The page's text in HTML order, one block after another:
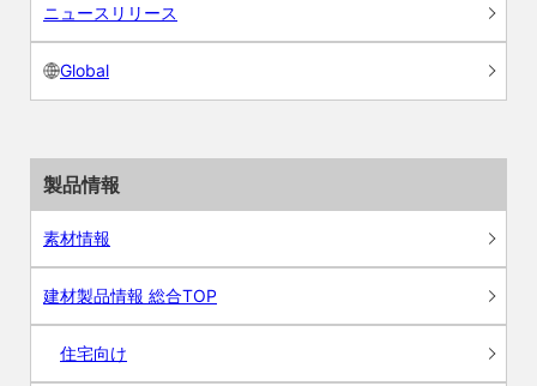
ニュースリリース
Global
製品情報
素材情報
建材製品情報 総合TOP
住宅向け